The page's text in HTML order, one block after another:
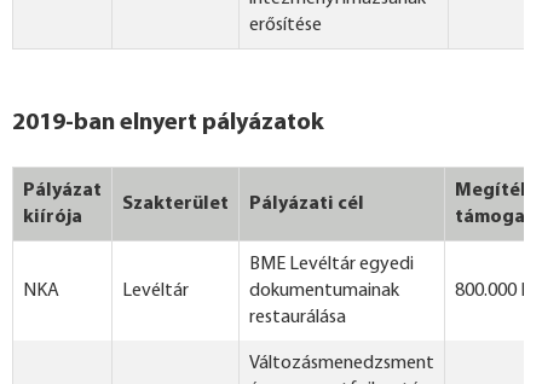
erősítése
2019-ban elnyert pályázatok
Pályázat
kiírója
Szakterület Pályázati cél
Megítélt
NKA Levéltár
BME Levéltár egyedi
dokumentumainak
restaurálása
800.000 Ft
Változásmenedzsment